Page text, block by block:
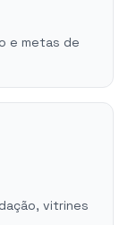
e metas de
vitrines